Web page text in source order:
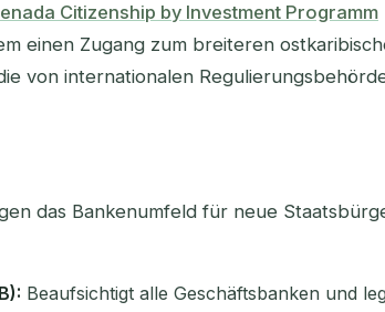
Citizenship by Investment Programm
einen Zugang zum breiteren
von internationalen
das Bankenumfeld für neue
Beaufsichtigt alle Geschäftsbanken und